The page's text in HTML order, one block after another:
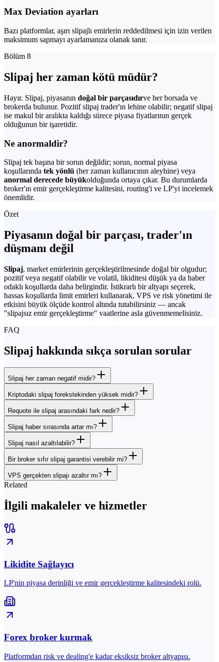
Max Deviation ayarları
Bazı platformlar, aşırı slipajlı emirlerin reddedilmesi için izin verilen
maksimum sapmayı ayarlamanıza olanak tanır.
Bölüm 8
Slipaj her zaman kötü müdür?
Hayır. Slipaj, piyasanın doğal bir parçasıdırve her borsada ve
brokerda bulunur. Pozitif slipaj trader'ın lehine olabilir; negatif slipaj
ise makul bir aralıkta kaldığı sürece piyasa fiyatlarının gerçek
olduğunun bir işaretidir.
Ne anormaldir?
Slipaj tek başına bir sorun değildir; sorun, normal piyasa
koşullarında tek yönlü (her zaman kullanıcının aleyhine) veya
anormal derecede büyükolduğunda ortaya çıkar. Bu durumlarda
broker'ın emir gerçekleştirme kalitesini, routing'i ve LP'yi incelemek
önemlidir.
Özet
Piyasanın doğal bir parçası, trader'ın
düşmanı değil
Slipaj, market emirlerinin gerçekleştirilmesinde doğal bir olgudur;
pozitif veya negatif olabilir ve volatil, likiditesi düşük ya da haber
odaklı koşullarda daha belirgindir. İstikrarlı bir altyapı seçerek,
hassas koşullarda limit emirleri kullanarak, VPS ve risk yönetimi ile
etkisini büyük ölçüde kontrol altında tutabilirsiniz — ancak
"slipajsız emir gerçekleştirme" vaatlerine asla güvenmemelisiniz.
FAQ
Slipaj hakkında sıkça sorulan sorular
Slipaj her zaman negatif midir?
Kriptodaki slipaj forekstekinden yüksek midir?
Requote ile slipaj arasındaki fark nedir?
Slipaj haber sırasında artar mı?
Slipaj nasıl azaltılabilir?
Bir broker sıfır slipaj garantisi verebilir mi?
VPS gerçekten slipajı azaltır mı?
Related
İlgili makaleler ve hizmetler
Likidite Sağlayıcı
LP'nin piyasa derinliği ve emir gerçekleştirme kalitesindeki rolü.
Forex broker kurmak
Platformdan risk ve dealing'e kadar eksiksiz broker altyapısı.